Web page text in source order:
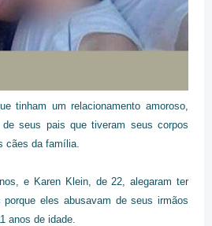
tinham um relacionamento amoroso,
seus pais que tiveram seus corpos
cães da família.
e Karen Klein, de 22, alegaram ter
eles abusavam de seus irmãos
anos de idade.